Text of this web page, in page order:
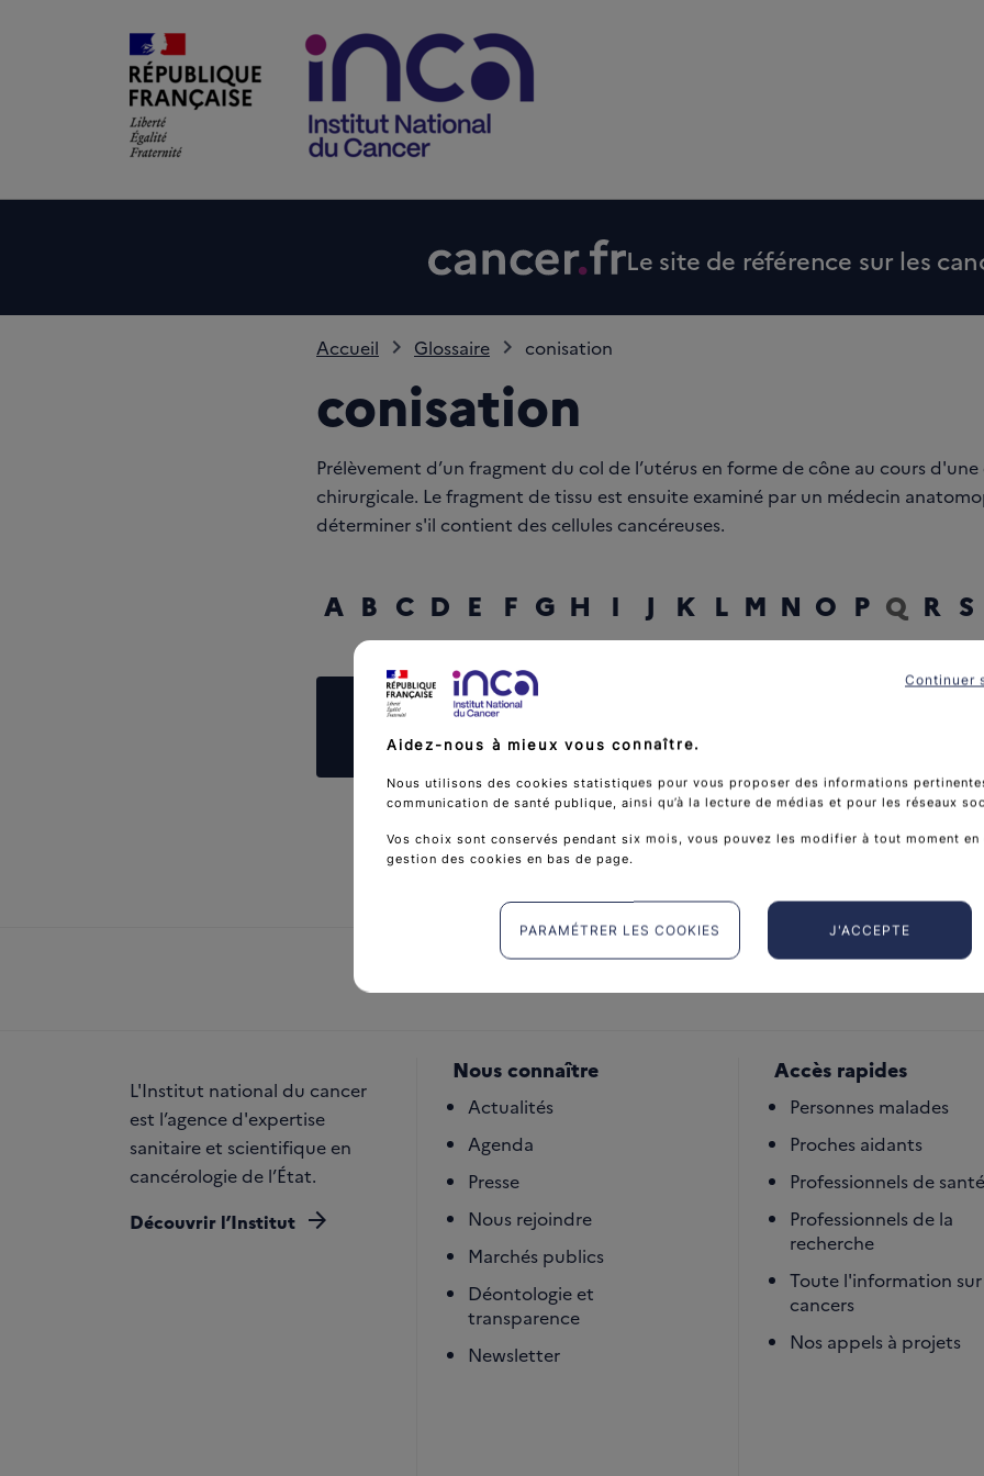
Le site de référence sur les
Accueil Glossaire conisation
conisation
Prélèvement d’un fragment du col de l’utérus en forme de cône au cours
chirurgicale. Le fragment de tissu est ensuite examiné par un médecin
déterminer s'il contient des cellules cancéreuses.
A B C D E F G H I J K L M N O P Q R S
Rechercher un mot
L'Institut national du cancer
est l’agence d'expertise
sanitaire et scientifique en
cancérologie de l’État.
Découvrir l’Institut arrow_forward
Nous connaître
Actualités
Agenda
Presse
Nous rejoindre
Marchés publics
Déontologie et
transparence
Newsletter
Accès rapides
Personnes malades
Proches aidants
Professionnels de santé
Professionnels de la
recherche
Toute l'information sur
cancers
Nos appels à projets
Aidez-nous à mieux vous connaître.
Nous utilisons des cookies statistiques pour vous proposer des informations
communication de santé publique, ainsi qu’à la lecture de médias et pour les réseaux
Vos choix sont conservés pendant six mois, vous pouvez les modifier à tout moment en
gestion des cookies en bas de page.
J'ACCEPTE
PARAMÉTRER LES COOKIES
Continuer